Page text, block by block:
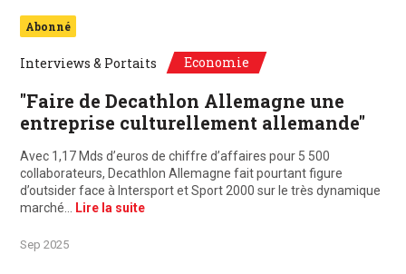
Abonné
Interviews & Portaits Economie
"Faire de Decathlon Allemagne une
entreprise culturellement allemande"
Avec 1,17 Mds d’euros de chiffre d’affaires pour 5 500
collaborateurs, Decathlon Allemagne fait pourtant figure
d’outsider face à Intersport et Sport 2000 sur le très dynamique
marché…
Lire la suite
Sep 2025